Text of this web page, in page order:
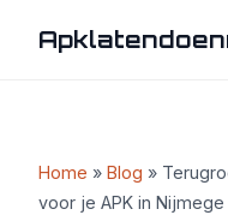
Home » Blog »
voor je APK in Nijmege